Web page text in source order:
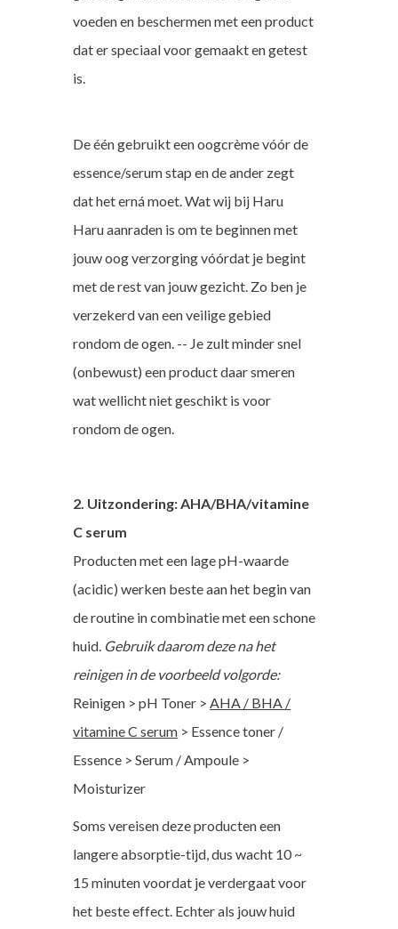
voeden en beschermen met een product
dat er speciaal voor gemaakt en getest
is.
De één gebruikt een oogcrème vóór de
essence/serum stap en de ander zegt
dat het erná moet. Wat wij bij Haru
Haru aanraden is om te beginnen met
jouw oog verzorging vóórdat je begint
met de rest van jouw gezicht. Zo ben je
verzekerd van een veilige gebied
rondom de ogen. -- Je zult minder snel
(onbewust) een product daar smeren
wat wellicht niet geschikt is voor
rondom de ogen.
2. Uitzondering: AHA/BHA/vitamine
C serum
Producten met een lage pH-waarde
(acidic) werken beste aan het begin van
de routine in combinatie met een schone
huid. Gebruik daarom deze na het
reinigen in de voorbeeld volgorde:
Reinigen > pH Toner >AHA / BHA /
vitamine C serum > Essence toner /
Essence > Serum / Ampoule >
Moisturizer
Soms vereisen deze producten een
langere absorptie-tijd, dus wacht 10 ~
15 minuten voordat je verdergaat voor
het beste effect. Echter als jouw huid